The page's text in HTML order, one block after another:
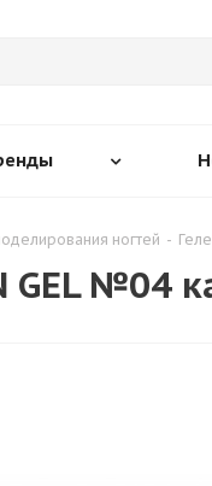
ногтей -
GEL